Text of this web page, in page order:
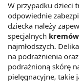
W przypadku dzieci
odpowiednie
dziecka należy
specjalnych
najmłodszych.
na podrażnienia
podrażnioną skórę
pielęgnacyjne, takie